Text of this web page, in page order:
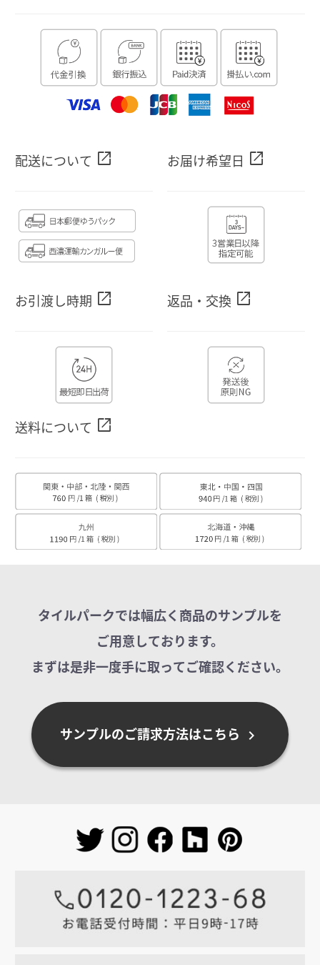
配送について open_in_new お届け希望日 open_in_new
お引渡し時期 open_in_new 返品・交換 open_in_new
送料について open_in_new
タイルパークでは幅広く商品のサンプルを
ご用意しております。
まずは是非一度手に取ってご確認ください。
サンプルのご請求方法はこちら chevron_right